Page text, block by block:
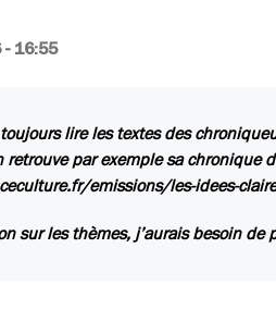
16:55
lire les textes des
retrouve par exemple sa chronique
emissions/les-idees-
sur les thèmes, j’aurais besoin